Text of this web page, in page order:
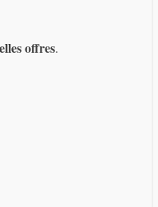
offres.